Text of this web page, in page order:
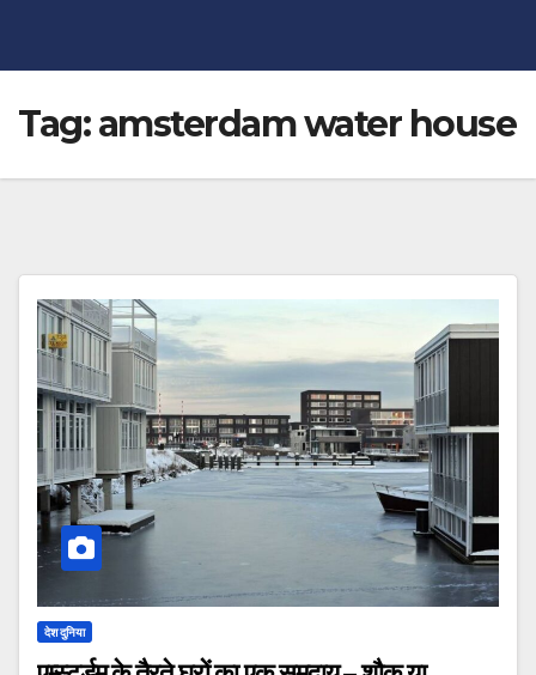
Tag:amsterdam water house
देश दुनिया